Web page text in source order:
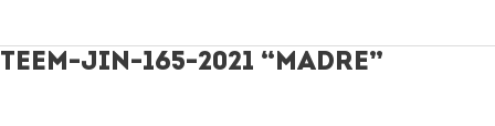
TEEM-JIN-165-2021 “MADRE”
TEEM-